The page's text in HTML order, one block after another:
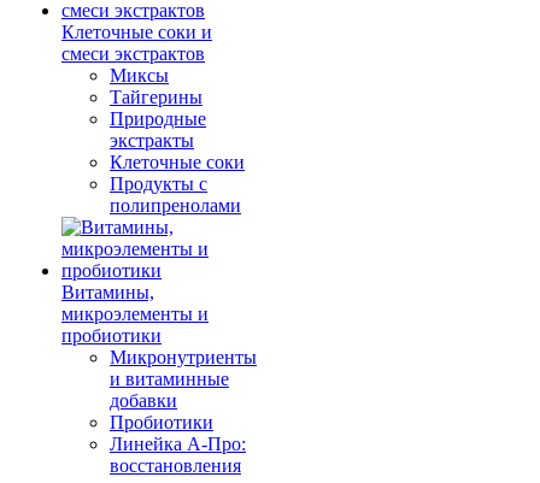
Клеточные соки и
смеси экстрактов
Миксы
Тайгерины
Природные
экстракты
Клеточные соки
Продукты с
полипренолами
Витамины,
микроэлементы и
пробиотики
Микронутриенты
и витаминные
добавки
Пробиотики
Линейка А-Про:
восстановления